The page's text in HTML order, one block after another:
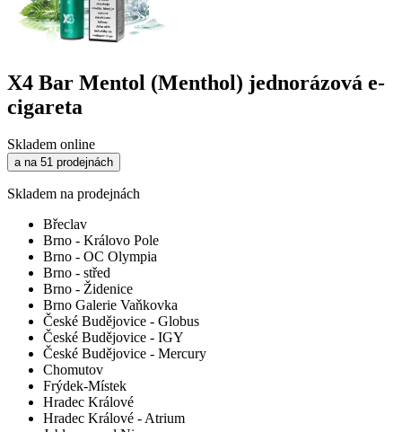
X4 Bar Mentol (Menthol) jednorázová e-
cigareta
Skladem online
a na 51 prodejnách
Skladem na prodejnách
Břeclav
Brno - Královo Pole
Brno - OC Olympia
Brno - střed
Brno - Židenice
Brno Galerie Vaňkovka
České Budějovice - Globus
České Budějovice - IGY
České Budějovice - Mercury
Chomutov
Frýdek-Místek
Hradec Králové
Hradec Králové - Atrium